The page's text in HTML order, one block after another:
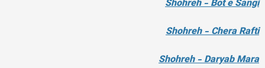
Shohreh - Bot e Sangi
Shohreh - Chera Rafti
Shohreh - Daryab Mara